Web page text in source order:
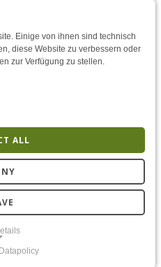
- Hacke
AKTIVE SPRACHE:
ENDE
Hacke dich in
Einige von ihnen sind technisch
diese Website zu verbessern oder
zur Verfügung zu stellen.
ALL
Datapolicy